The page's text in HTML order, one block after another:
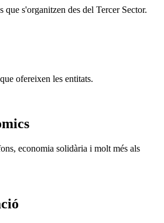
que s'organitzen des del Tercer Sector.
ofereixen les entitats.
economia solidària i molt més als